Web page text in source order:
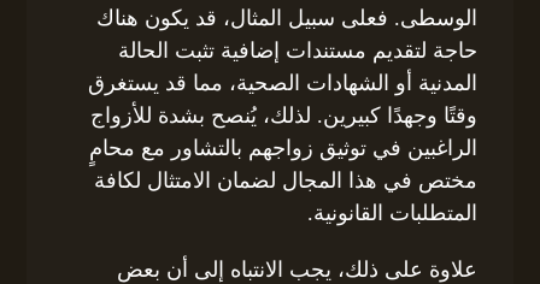
الوسطى. فعلى سبيل المثال، قد يكون هناك
حاجة لتقديم مستندات إضافية تثبت الحالة
المدنية أو الشهادات الصحية، مما قد يستغرق
وقتًا وجهدًا كبيرين. لذلك، يُنصح بشدة للأزواج
الراغبين في توثيق زواجهم بالتشاور مع محامٍ
مختص في هذا المجال لضمان الامتثال لكافة
المتطلبات القانونية.
علاوة على ذلك، يجب الانتباه إلى أن بعض